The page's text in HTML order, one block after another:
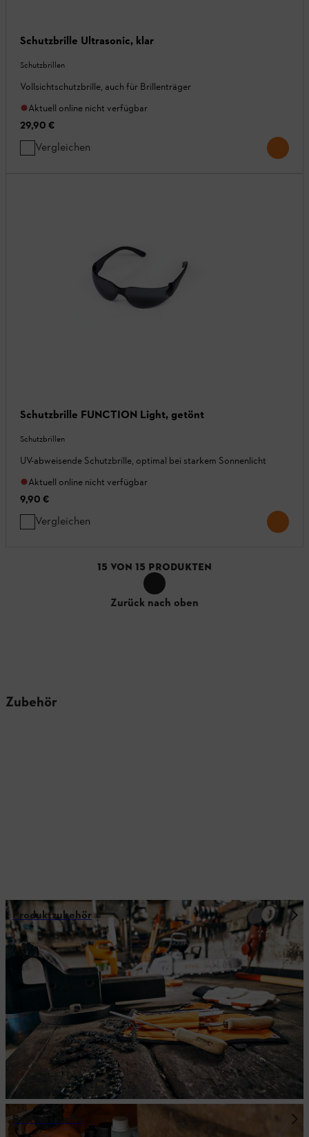
Schutzbrille Ultrasonic, klar
Schutzbrillen
Vollsichtschutzbrille, auch für Brillenträger
Aktuell online nicht verfügbar
29,90 €
Vergleichen
Schutzbrille FUNCTION Light, getönt
Schutzbrillen
UV-abweisende Schutzbrille, optimal bei starkem Sonnenlicht
Aktuell online nicht verfügbar
9,90 €
Vergleichen
15 VON 15 PRODUKTEN
Zurück nach oben
Zubehör
Produktzubehör
Betriebsstoffe